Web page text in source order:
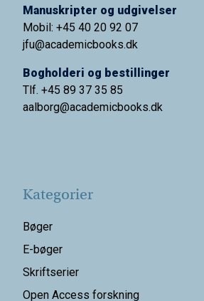
Manuskripter og udgivelser
Mobil: +45 40 20 92 07
jfu@academicbooks.dk
Bogholderi og bestillinger
Tlf. +45 89 37 35 85
aalborg@academicbooks.dk
Kategorier
Bøger
E-bøger
Skriftserier
Open Access forskning